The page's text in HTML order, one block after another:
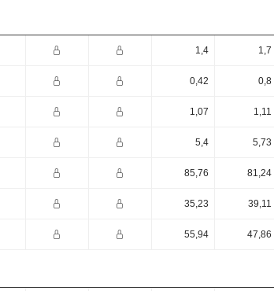
1,4 1,7
0,42 0,8
1,07 1,11
5,4 5,73
85,76 81,24
35,23 39,11
55,94 47,86